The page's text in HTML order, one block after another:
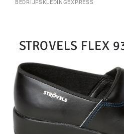
BEDRIJFSKLEDINGEXPRESS
STROVELS FLEX